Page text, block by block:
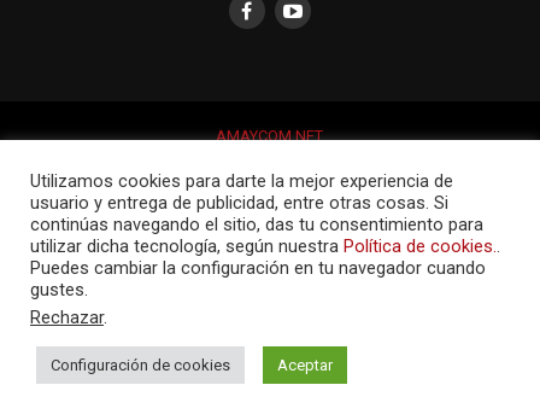
AMAYCOM.NET
Utilizamos cookies para darte la mejor experiencia de
usuario y entrega de publicidad, entre otras cosas. Si
continúas navegando el sitio, das tu consentimiento para
utilizar dicha tecnología, según nuestra Política de cookies..
Puedes cambiar la configuración en tu navegador cuando
gustes.
Rechazar.
Configuración de cookies Aceptar